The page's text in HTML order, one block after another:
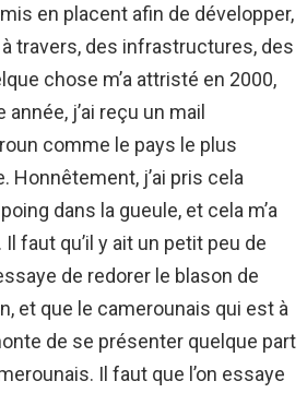
en placent afin de développer,
travers, des infrastructures, des
chose m’a attristé en 2000,
j’ai reçu un mail
comme le pays le plus
Honnêtement, j’ai pris cela
dans la gueule, et cela m’a
faut qu’il y ait un petit peu de
de redorer le blason de
et que le camerounais qui est à
de se présenter quelque part
Il faut que l’on essaye